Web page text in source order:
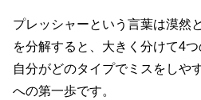
プレッシャーという言葉は漠然
を分解すると、大きく分けて4つ
自分がどのタイプでミスをしや
への第一歩です。